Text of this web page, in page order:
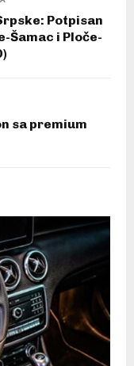
Potpisan
Šamac i Ploče-
sa premium